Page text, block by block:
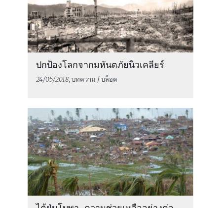
ปกป้องโลกจากมหันตภัยนิวเคลียร์
24/05/2018, บทความ / บล็อค